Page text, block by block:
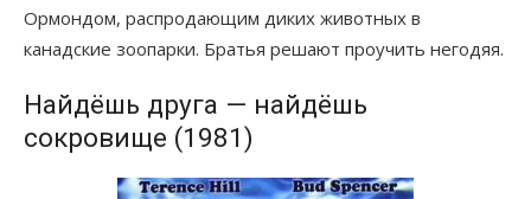
Ормондом, распродающим диких животных в
канадские зоопарки. Братья решают проучить негодяя.
Найдёшь друга — найдёшь
сокровище (1981)